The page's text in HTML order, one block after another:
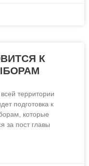
К
территории
подготовка к
которые
за пост главы